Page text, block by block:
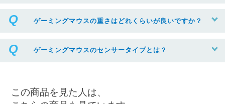
ゲーミングマウスの重さはどれくらいが良いですか？
ゲーミングマウスのセンサータイプとは？
この商品を見た人は、